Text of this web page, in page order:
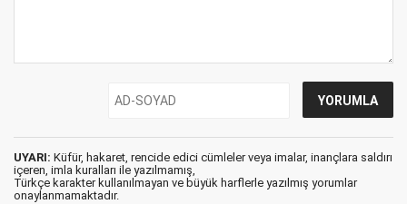
UYARI: Küfür, hakaret, rencide edici cümleler veya imalar, inançlara saldırı
içeren, imla kuralları ile yazılmamış,
Türkçe karakter kullanılmayan ve büyük harflerle yazılmış yorumlar
onaylanmamaktadır.